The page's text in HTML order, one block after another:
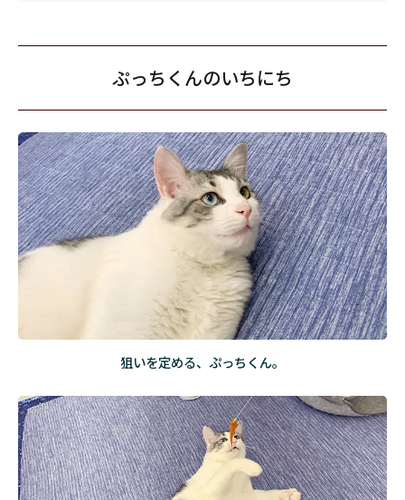
ぷっちくんのいちにち
狙いを定める、ぷっちくん。